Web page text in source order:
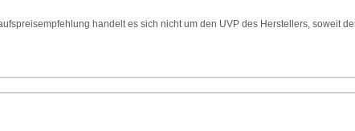
handelt es sich nicht um den UVP des Herstellers, soweit